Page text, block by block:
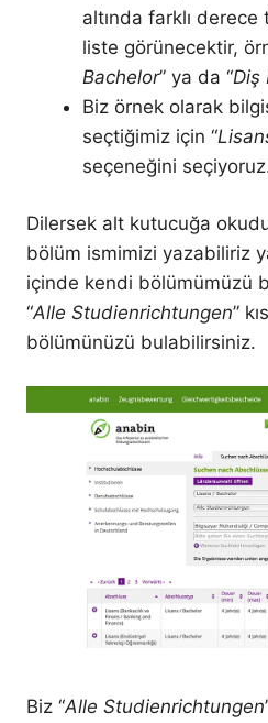
altında farklı
liste görünecektir,
Bachelor” ya da “Diş
Biz örnek olarak
seçtiğimiz için “
seçeneğini
Dilersek alt kutucuğa
bölüm ismimizi yazabiliriz
içinde kendi bölümümüzü
“Alle Studienrichtungen”
bölümünüzü bulabilirsiniz.
Biz “Alle Studienrichtungen